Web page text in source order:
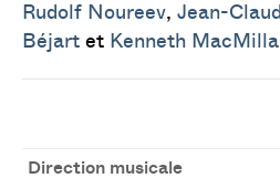
Rudolf Noureev, Jean-
Béjart et Kenneth
Direction musicale